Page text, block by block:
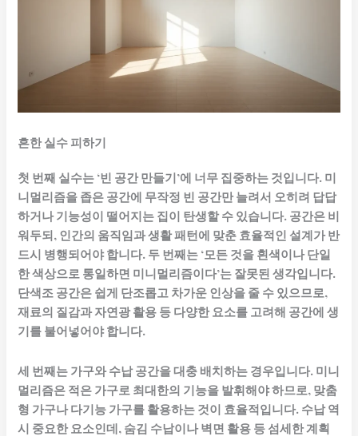
흔한 실수 피하기
첫 번째 실수는 ‘빈 공간 만들기’에 너무 집중하는 것입니다. 미
니멀리즘을 좁은 공간에 무작정 빈 공간만 늘려서 오히려 답답
하거나 기능성이 떨어지는 집이 탄생할 수 있습니다. 공간은 비
워두되, 인간의 움직임과 생활 패턴에 맞춘 효율적인 설계가 반
드시 병행되어야 합니다. 두 번째는 ‘모든 것을 흰색이나 단일
한 색상으로 통일하면 미니멀리즘이다’는 잘못된 생각입니다.
단색조 공간은 쉽게 단조롭고 차가운 인상을 줄 수 있으므로,
재료의 질감과 자연광 활용 등 다양한 요소를 고려해 공간에 생
기를 불어넣어야 합니다.
세 번째는 가구와 수납 공간을 대충 배치하는 경우입니다. 미니
멀리즘은 적은 가구로 최대한의 기능을 발휘해야 하므로, 맞춤
형 가구나 다기능 가구를 활용하는 것이 효율적입니다. 수납 역
시 중요한 요소인데, 숨김 수납이나 벽면 활용 등 섬세한 계획